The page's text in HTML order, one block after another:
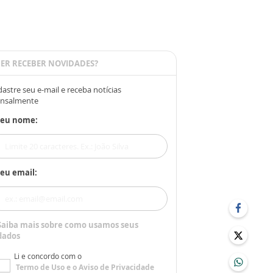
RECEBER NOVIDADES?
seu e-mail e receba notícias
nome:
email:
mais sobre como usamos seus
Li e concordo com o
Termo de Usoe oAviso de Privacidade